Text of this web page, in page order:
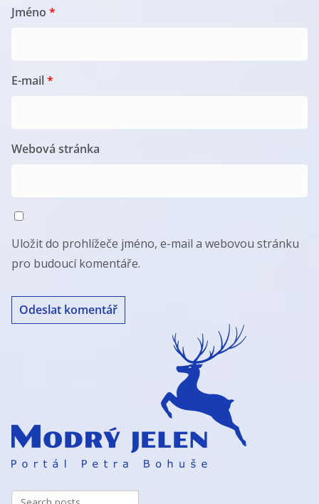
Jméno *
E-mail*
Webová stránka
Uložit do prohlížeče jméno, e-mail a webovou stránku
pro budoucí komentáře.
n
a
t
i